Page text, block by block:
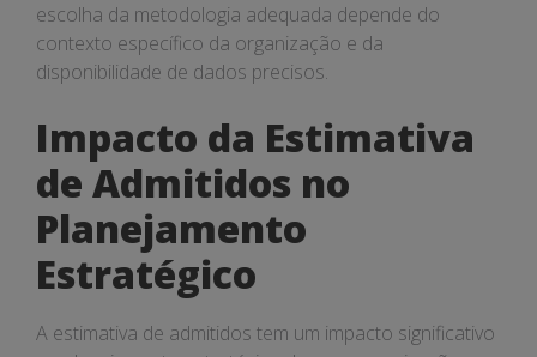
escolha da metodologia adequada depende do
contexto específico da organização e da
disponibilidade de dados precisos.
Impacto da Estimativa
de Admitidos no
Planejamento
Estratégico
A estimativa de admitidos tem um impacto significativo